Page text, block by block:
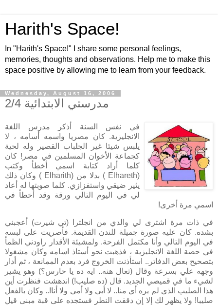
Harith's Space!
In "Harith's Space!" I share some personal feelings,
memories, thoughts and observations. Help me to make this
space positive by allowing me to learn from your feedback.
Wednesday, August 16, 2006
مدرستي الابتدائية 2/4
في نفس السنة أذكر مدرس اللغة
الانجليزية. كان مصريا واسمه أسامه ، لا
يلبس شيئا غير الجلباب القصير وله لحية
كجماعة الأخوان المسلمين في مصر! كان
كلما أراد كتابة اسمي أخطأ وكتب
(
Elhareth ) بدلا من (Elharith ) وكان ذلك
يثير ضيقي واستفزازي. كلما صوبتها له أعاد
لي في اليوم التالي ورقة وقد أخطأ في
اسمي مرة أخرى!
في ذات مرة اشترى لي والدي من انجلترا (تي شيرت) أعجبني
بشده. كان عليه صورة جميلة للندن القديمة. فأصريت على لبسه
في اليوم التالي وأنا مكتمل الفرحة. ولمشيئة الأقدار راودني الظمأ
في حصة اللغة الانجليزية ، فذهبت نحو أستاذ اسامه وكان مشغولا
بتصحيح بعض الدفاتر.. استأذنت الخروج فرد بعدم الممانعة ، ثم أدار
وجهه علي بسرعة وقال (تعال هنه.. ايه ده يا حارس؟) وهو يشير
لشيء ما في قميصي الجديد. قال (ده صليب!) اندهشت فنظرت أين
هذا الصليب الذي لم يره أي منا.. لا أبي ولا أمي ولا أنا!.. وكان بالفعل
صليبا! ولا يظهر لك إلا إن دققت النطر فستجده على قبة مبنى قيل